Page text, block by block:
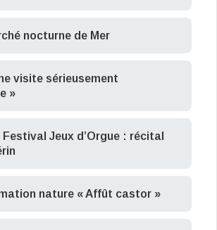
nocturne de Mer
visite sérieusement
»
Festival Jeux d’Orgue : récital
nature « Affût castor »